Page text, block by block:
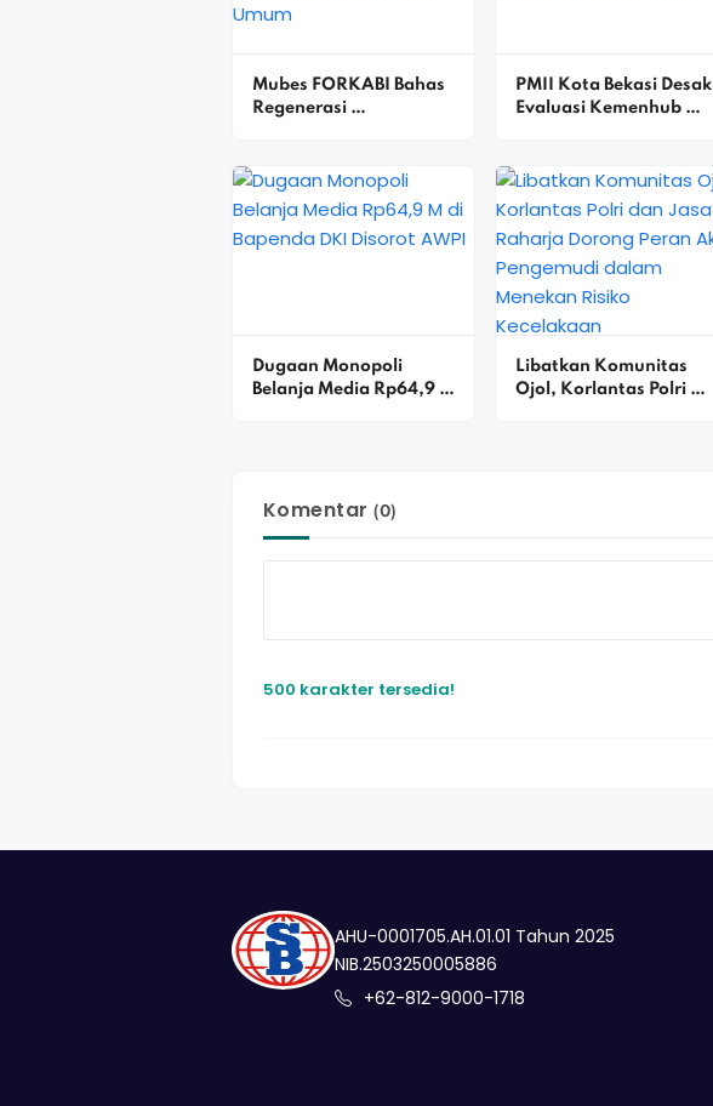
Mubes FORKABI Bahas
Regenerasi
Umum
PMII Kota Bekasi Desak
Evaluasi Kemenhub
Bekasi Timur
Dugaan Monopoli
Belanja Media Rp64,9 M
Libatkan Komunitas
Ojol, Korlantas Polri
Komentar(0)
500 karakter tersedia!
AHU-0001705.AH.01.01 Tahun 2025
NIB.2503250005886
+62-812-9000-1718